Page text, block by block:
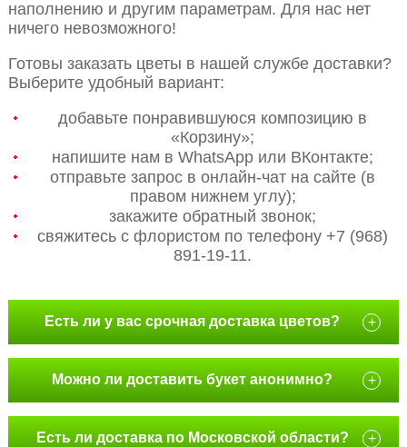
наполнению и другим параметрам. Для нас нет
ничего невозможного!
Готовы заказать цветы в нашей службе доставки?
Выберите удобный вариант:
добавьте понравившуюся композицию в
«Корзину»;
напишите нам в WhatsApp или ВКонтакте;
отправьте запрос в онлайн-чат на сайте (в
правом нижнем углу);
закажите обратный звонок;
свяжитесь с флористом по телефону +7 (968)
891-19-11.
Есть ли у вас срочная доставка цветов? +
Можно ли доставить букет анонимно? +
Есть ли доставка по Московской области? +